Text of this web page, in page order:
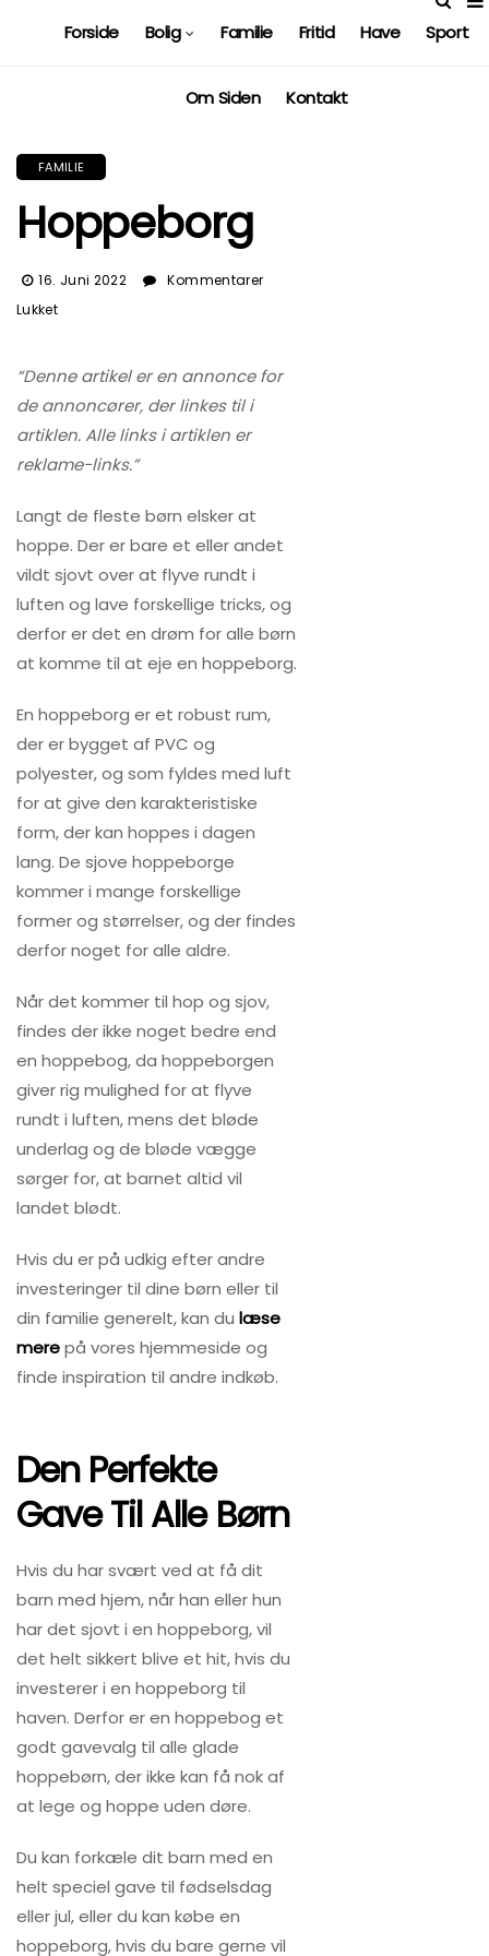
Forside Bolig Familie Fritid Have Sport
Om Siden Kontakt
FAMILIE
Hoppeborg
16. Juni 2022
Kommentarer
Lukket
“Denne artikel er en annonce for
de annoncører, der linkes til i
artiklen. Alle links i artiklen er
reklame-links.”
Langt de fleste børn elsker at
hoppe. Der er bare et eller andet
vildt sjovt over at flyve rundt i
luften og lave forskellige tricks, og
derfor er det en drøm for alle børn
at komme til at eje en hoppeborg.
En hoppeborg er et robust rum,
der er bygget af PVC og
polyester, og som fyldes med luft
for at give den karakteristiske
form, der kan hoppes i dagen
lang. De sjove hoppeborge
kommer i mange forskellige
former og størrelser, og der findes
derfor noget for alle aldre.
Når det kommer til hop og sjov,
findes der ikke noget bedre end
en hoppebog, da hoppeborgen
giver rig mulighed for at flyve
rundt i luften, mens det bløde
underlag og de bløde vægge
sørger for, at barnet altid vil
landet blødt.
Hvis du er på udkig efter andre
investeringer til dine børn eller til
din familie generelt, kan du læse
merepå vores hjemmeside og
finde inspiration til andre indkøb.
Den Perfekte
Gave Til Alle Børn
Hvis du har svært ved at få dit
barn med hjem, når han eller hun
har det sjovt i en hoppeborg, vil
det helt sikkert blive et hit, hvis du
investerer i en hoppeborg til
haven. Derfor er en hoppebog et
godt gavevalg til alle glade
hoppebørn, der ikke kan få nok af
at lege og hoppe uden døre.
Du kan forkæle dit barn med en
helt speciel gave til fødselsdag
eller jul, eller du kan købe en
hoppeborg, hvis du bare gerne vil